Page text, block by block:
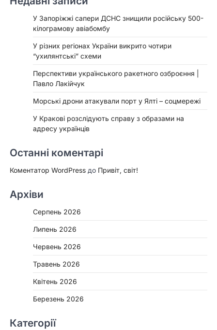
У Запоріжжі сапери ДСНС знищили російську 500-
кілограмову авіабомбу
У різних регіонах України викрито чотири
“ухилянтські” схеми
Перспективи українського ракетного озброєння |
Павло Лакійчук
Морські дрони атакували порт у Ялті – соцмережі
У Кракові розслідують справу з образами на
адресу українців
Останні коментарі
Коментатор WordPress до Привіт, світ!
Архіви
Серпень 2026
Липень 2026
Червень 2026
Травень 2026
Квітень 2026
Березень 2026
Категорії